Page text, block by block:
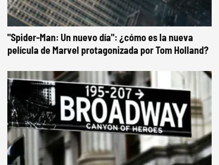
"Spider-Man: Un nuevo día": ¿cómo es la nueva
película de Marvel protagonizada por Tom Holland?